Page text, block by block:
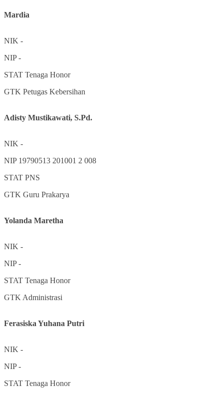
Mardia
NIK -
NIP-
STAT Tenaga Honor
GTK Petugas Kebersihan
Adisty Mustikawati, S.Pd.
NIK -
NIP 19790513 201001 2 008
STAT PNS
GTK Guru Prakarya
Yolanda Maretha
NIK -
NIP-
STAT Tenaga Honor
GTK Administrasi
Ferasiska Yuhana Putri
NIK -
NIP-
STAT Tenaga Honor